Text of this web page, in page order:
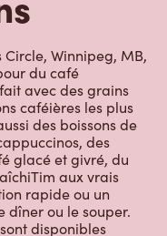
Circle, Winnipeg, MB,
du café
avec des grains
caféières les plus
des boissons de
des
glacé et givré, du
aux vrais
rapide ou un
dîner ou le souper.
disponibles